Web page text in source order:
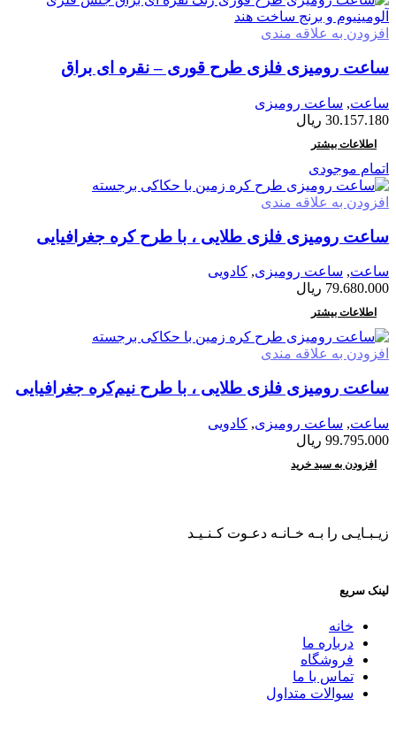
افزودن به علاقه مندی
ساعت رومیزی فلزی طرح قوری – نقره ای براق
ساعت, ساعت رومیزی
30.157.180 ریال
اطلاعات بیشتر
اتمام موجودی
افزودن به علاقه مندی
ساعت رومیزی فلزی طلایی ، با طرح کره جغرافیایی
ساعت, ساعت رومیزی, کادویی
79.680.000 ریال
اطلاعات بیشتر
افزودن به علاقه مندی
ساعت رومیزی فلزی طلایی ، با طرح نیم‌کره جغرافیایی
ساعت, ساعت رومیزی, کادویی
99.795.000 ریال
افزودن به سبد خرید
زیـبـایـی را بـه خـانـه دعـوت کـنـیـد
لینک سریع
خانه
درباره ما
فروشگاه
تماس با ما
سوالات متداول